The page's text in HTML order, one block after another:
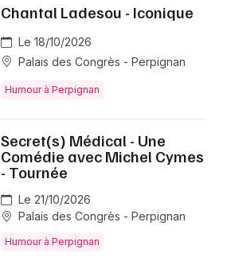
Chantal Ladesou - Iconique
Le 18/10/2026
Palais des Congrès - Perpignan
Humour à Perpignan
Secret(s) Médical - Une
Comédie avec Michel Cymes
- Tournée
Le 21/10/2026
Palais des Congrès - Perpignan
Humour à Perpignan